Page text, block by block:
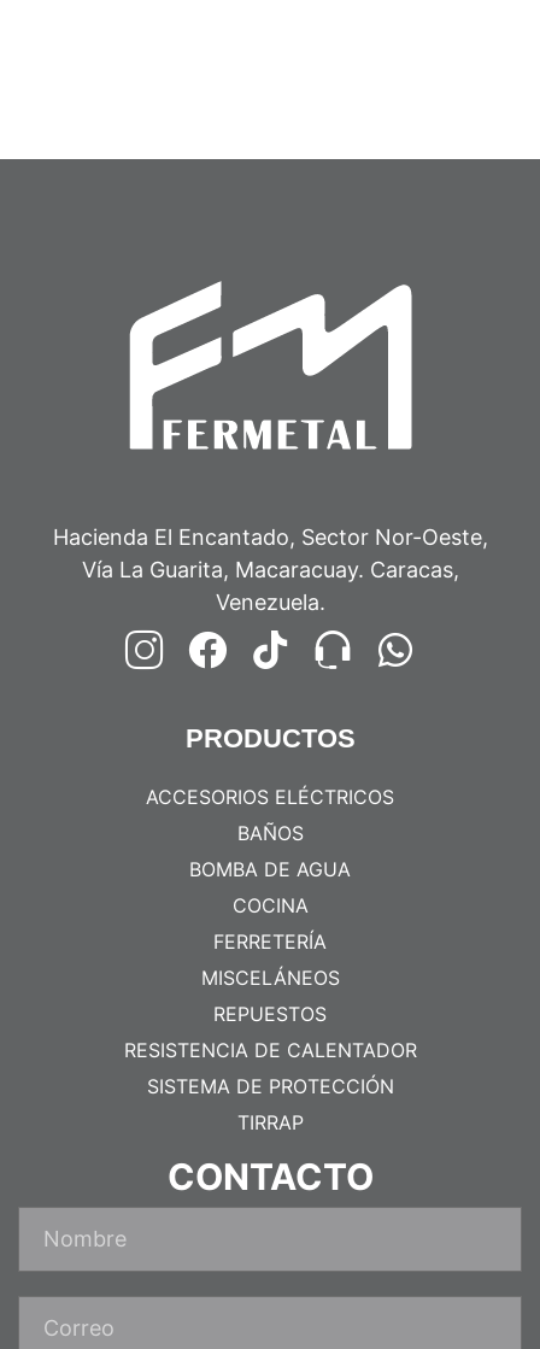
Hacienda El Encantado, Sector Nor-Oeste,
Vía La Guarita, Macaracuay. Caracas,
Venezuela.
PRODUCTOS
ACCESORIOS ELÉCTRICOS
BAÑOS
BOMBA DE AGUA
COCINA
FERRETERÍA
MISCELÁNEOS
REPUESTOS
RESISTENCIA DE CALENTADOR
SISTEMA DE PROTECCIÓN
TIRRAP
CONTACTO